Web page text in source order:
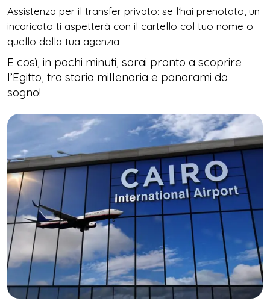
Assistenza per il transfer privato: se l’hai prenotato, un
incaricato ti aspetterà con il cartello col tuo nome o
quello della tua agenzia
E così, in pochi minuti, sarai pronto a scoprire
l’Egitto, tra storia millenaria e panorami da
sogno!